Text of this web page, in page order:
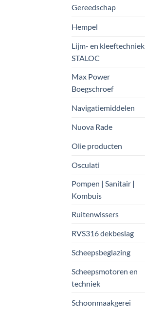
Gereedschap
Hempel
Lijm- en kleeftechniek
STALOC
Max Power
Boegschroef
Navigatiemiddelen
Nuova Rade
Olie producten
Osculati
Pompen | Sanitair |
Kombuis
Ruitenwissers
RVS316 dekbeslag
Scheepsbeglazing
Scheepsmotoren en
techniek
Schoonmaakgerei